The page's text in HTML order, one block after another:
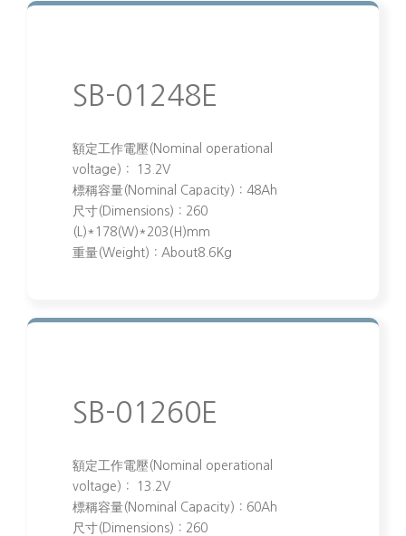
SB-01248E
額定工作電壓(Nominal operational
voltage)： 13.2V
標稱容量(Nominal Capacity)：48Ah
尺寸(Dimensions)：260
(L)*178(W)*203(H)mm
重量(Weight)：About8.6Kg
SB-01260E
額定工作電壓(Nominal operational
voltage)： 13.2V
標稱容量(Nominal Capacity)：60Ah
尺寸(Dimensions)：260